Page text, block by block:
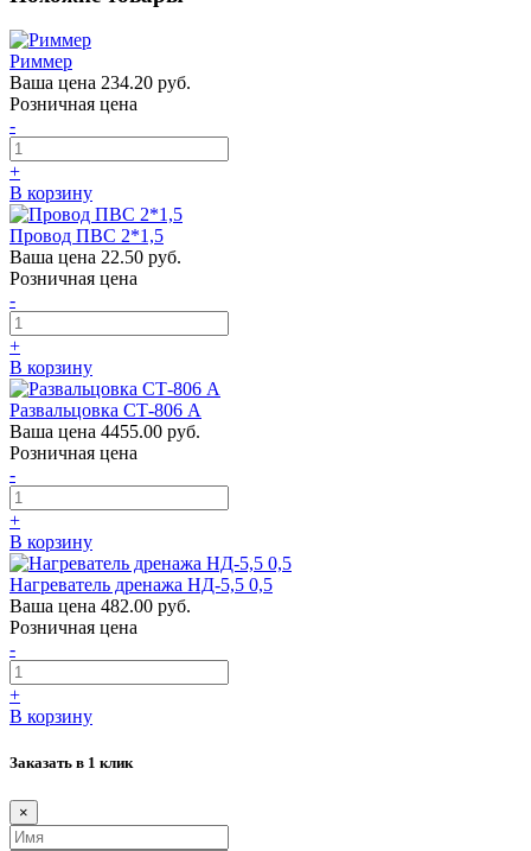
Риммер
Ваша цена 234.20 руб.
Розничная цена
-
+
В корзину
Провод ПВС 2*1,5
Ваша цена 22.50 руб.
Розничная цена
-
+
В корзину
Развальцовка СТ-806 A
Ваша цена 4455.00 руб.
Розничная цена
-
+
В корзину
Нагреватель дренажа НД-5,5 0,5
Ваша цена 482.00 руб.
Розничная цена
-
+
В корзину
Заказать в 1 клик
×